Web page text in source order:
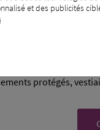
reste moins
une soirée
pas ressembler à
protégés,
et des publicités